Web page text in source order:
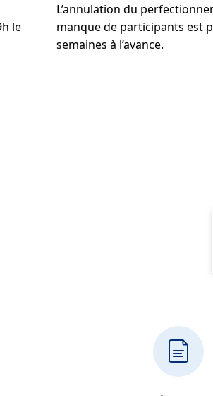
le
L’annulation du
manque de participants est
semaines à l’avance.